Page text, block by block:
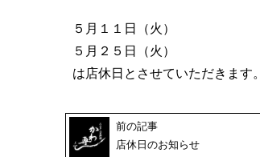
５月１１日（火）
５月２５日（火）
は店休日とさせていただきます。
前の記事
店休日のお知らせ